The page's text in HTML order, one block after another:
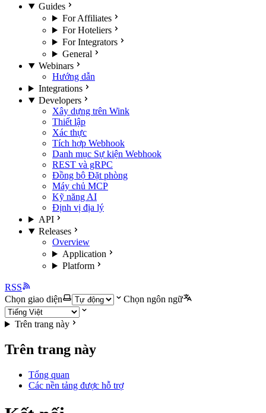
Guides
For Affiliates
For Hoteliers
For Integrators
General
Webinars
Hướng dẫn
Integrations
Developers
Xây dựng trên Wink
Thiết lập
Xác thực
Tích hợp Webhook
Danh mục Sự kiện Webhook
REST và gRPC
Đồng bộ Đặt phòng
Máy chủ MCP
Kỹ năng AI
Định vị địa lý
API
Releases
Overview
Application
Platform
RSS
Chọn giao diện
Chọn ngôn ngữ
Trên trang này
Trên trang này
Tổng quan
Các nền tảng được hỗ trợ